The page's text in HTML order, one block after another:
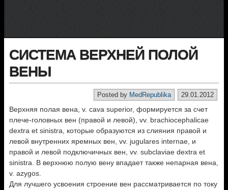
СИСТЕМА ВЕРХНЕЙ ПОЛОЙ
ВЕНЫ
29.01.2012
Posted by MedRepublika
Верхняя полая вена, v. cava superior, формируется за счет
плече-головных вен (правой и левой), vv. brachiocephalicae
dextra et sinistra, которые образуются из слияния правой и
левой внутренних яремных вен, vv. jugulares internae, и
правой и левой подключичных вен, vv. subclaviae dextra et
sinistra. В верхнюю полую вену впадает также непарная вена,
v. azygos.
Для лучшего усвоения строение вен рассматривается по току